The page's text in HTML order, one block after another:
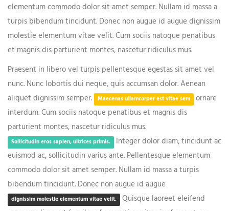
elementum commodo dolor sit amet semper. Nullam id massa a
turpis bibendum tincidunt. Donec non augue id augue dignissim
molestie elementum vitae velit. Cum sociis natoque penatibus
et magnis dis parturient montes, nascetur ridiculus mus.
Praesent in libero vel turpis pellentesque egestas sit amet vel
nunc. Nunc lobortis dui neque, quis accumsan dolor. Aenean
aliquet dignissim semper.
Maecenas ullamcorper est vitae sem ornare
interdum. Cum sociis natoque penatibus et magnis dis
parturient montes, nascetur ridiculus mus.
Sollicitudin eros sapien, ultrices primis. Integer dolor diam, tincidunt ac
euismod ac, sollicitudin varius ante. Pellentesque elementum
commodo dolor sit amet semper. Nullam id massa a turpis
bibendum tincidunt. Donec non augue id augue
dignissim molestie elementum vitae velit. Quisque laoreet eleifend